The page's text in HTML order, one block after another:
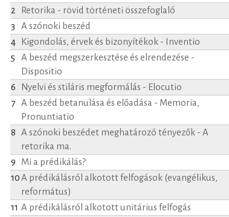
2
Retorika - rövid történeti összefoglaló
3
A szónoki beszéd
4
Kigondolás, érvek és bizonyítékok - Inventio
5
A beszéd megszerkesztése és elrendezése -
Dispositio
6
Nyelvi és stiláris megformálás - Elocutio
7
A beszéd betanulása és előadása - Memoria,
Pronuntiatio
8
A szónoki beszédet meghatározó tényezők - A
retorika ma.
9
Mi a prédikálás?
10A prédikálásról alkotott felfogások (evangélikus,
református)
11 A prédikálásról alkotott unitárius felfogás